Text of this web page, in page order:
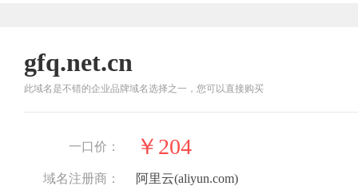
gfq.net.cn
此域名是不错的企业品牌域名选择之一，您可以直接购买
一口价： ￥204
域名注册商： 阿里云(aliyun.com)